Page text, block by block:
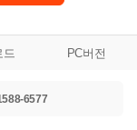
드 PC버전
6577